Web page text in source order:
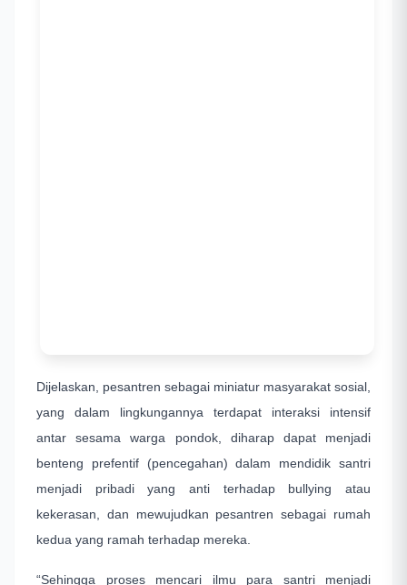
Dijelaskan, pesantren sebagai miniatur masyarakat sosial,
yang dalam lingkungannya terdapat interaksi intensif
antar sesama warga pondok, diharap dapat menjadi
benteng prefentif (pencegahan) dalam mendidik santri
menjadi pribadi yang anti terhadap bullying atau
kekerasan, dan mewujudkan pesantren sebagai rumah
kedua yang ramah terhadap mereka.
“Sehingga proses mencari ilmu para santri menjadi